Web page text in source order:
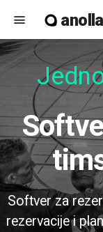
menu anolla
Softver za rezervacije
Softver za
rezervacije i